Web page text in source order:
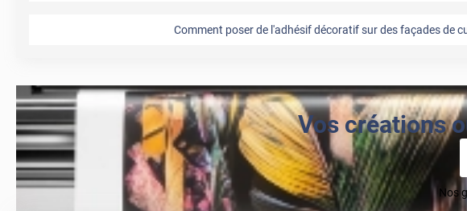
Comment poser de l'adhésif décoratif sur des façades de
Vos créations
Nos